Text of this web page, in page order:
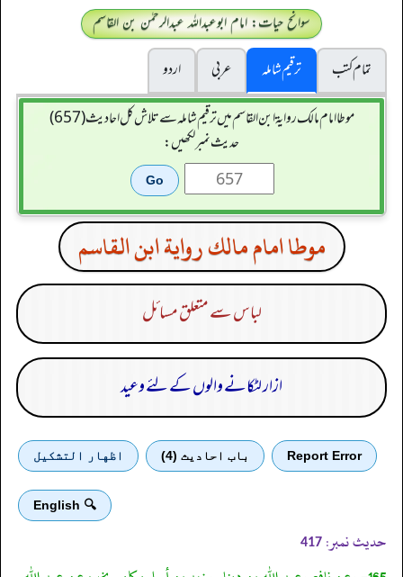
سوانح حیات: امام ابوعبداللہ عبدالرحمٰن بن القاسم
تمام کتب
ترقیم شاملہ عربی
اردو
موطا امام مالك رواية ابن القاسم میں ترقیم شاملہ سے تلاش کل احادیث (657)
حدیث نمبر لکھیں:
موطا امام مالك رواية ابن القاسم
لباس سے متعلق مسائل
ازار لٹکانے والوں کے لئے وعید
Report Error باب احادیث (4) اظهار التشكيل
🔍 English
حدیث نمبر: 417